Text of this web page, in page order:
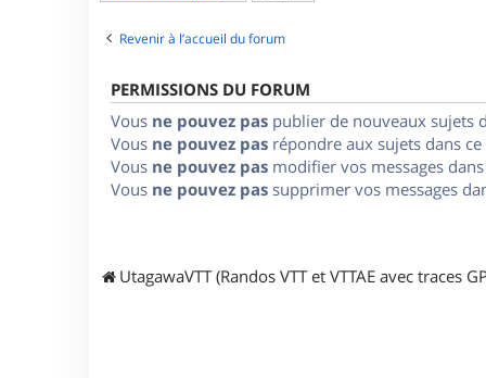
Revenir à l’accueil du forum
PERMISSIONS DU FORUM
Vous ne pouvez pas publier de nouveaux sujets
Vous ne pouvez pas répondre aux sujets dans
Vous ne pouvez pas modifier vos messages
Vous ne pouvez pas supprimer vos messages
UtagawaVTT (Randos VTT et VTTAE avec traces